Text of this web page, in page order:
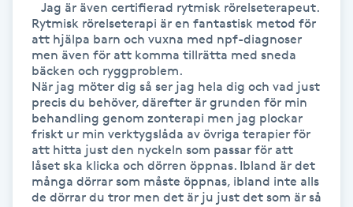
Hatha Yoga
Headspa
Healing
Herrklippning
HIFU
Rytmisk rörelseterapi är en fantastisk metod för
att hjälpa barn och vuxna med npf-diagnoser
men även för att komma tillrätta med sneda
bäcken och ryggproblem.
När jag möter dig så ser jag hela dig och vad just
precis du behöver, därefter är grunden för min
behandling genom zonterapi men jag plockar
friskt ur min verktygslåda av övriga terapier för
att hitta just den nyckeln som passar för att
låset ska klicka och dörren öppnas. Ibland är det
många dörrar som måste öppnas, ibland inte alls
de dörrar du tror men det är ju just det som är så